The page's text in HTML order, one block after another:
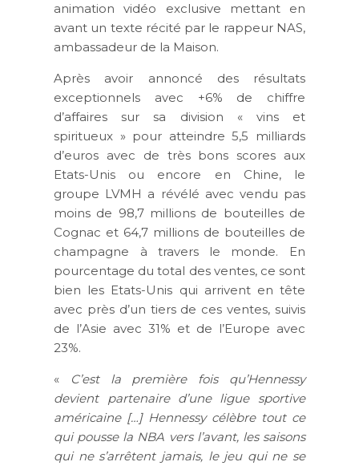
animation vidéo exclusive mettant en
avant un texte récité par le rappeur NAS,
ambassadeur de la Maison.
Après avoir annoncé des résultats
exceptionnels avec +6% de chiffre
d’affaires sur sa division « vins et
spiritueux » pour atteindre 5,5 milliards
d’euros avec de très bons scores aux
Etats-Unis ou encore en Chine, le
groupe LVMH a révélé avec vendu pas
moins de 98,7 millions de bouteilles de
Cognac et 64,7 millions de bouteilles de
champagne à travers le monde. En
pourcentage du total des ventes, ce sont
bien les Etats-Unis qui arrivent en tête
avec près d’un tiers de ces ventes, suivis
de l’Asie avec 31% et de l’Europe avec
23%.
«
C’est la première fois qu’Hennessy
devient partenaire d’une ligue sportive
américaine […] Hennessy célèbre tout ce
qui pousse la NBA vers l’avant, les saisons
qui ne s’arrêtent jamais, le jeu qui ne se